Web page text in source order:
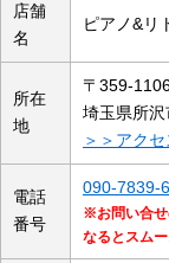
店舗
名
ピアノ&リ
所在
地
〒359-
埼玉県所
＞＞アク
電話
番号
090-7839-
※お問い合せ
なるとスムー